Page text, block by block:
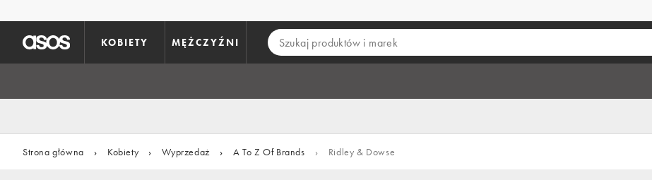
KOBIETY MĘŻCZYŹNI
Strona główna › Kobiety › Wyprzedaż › A To Z Of Brands › Ridley & Dowse